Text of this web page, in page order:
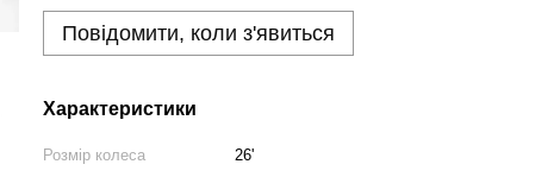
Повідомити, коли з'явиться
Характеристики
Розмір колеса
26'